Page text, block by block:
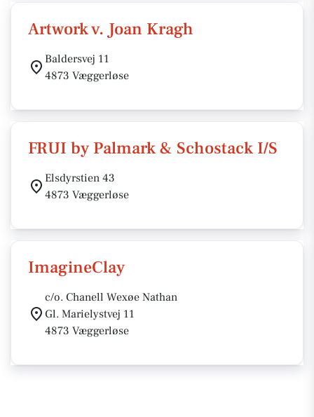
Artwork v. Joan Kragh
Baldersvej 11
4873 Væggerløse
FRUI by Palmark & Schostack I/S
Elsdyrstien 43
4873 Væggerløse
ImagineClay
c/o. Chanell Wexøe Nathan
Gl. Marielystvej 11
4873 Væggerløse